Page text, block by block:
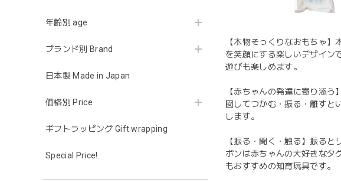
年齢別 age
ブランド別 Brand
日本製 Made in Japan
価格別 Price
ギフトラッピング Gift wrapping
Special Price!
【本物そっくりなおもちゃ
を笑顔にする楽しいデザイン
遊びも楽しめます。
【赤ちゃんの発達に寄り添
図してつかむ・振る・離すと
します。
【振る・聞く・触る】振る
ボンは赤ちゃんの大好きなタ
もおすすめの知育玩具です。